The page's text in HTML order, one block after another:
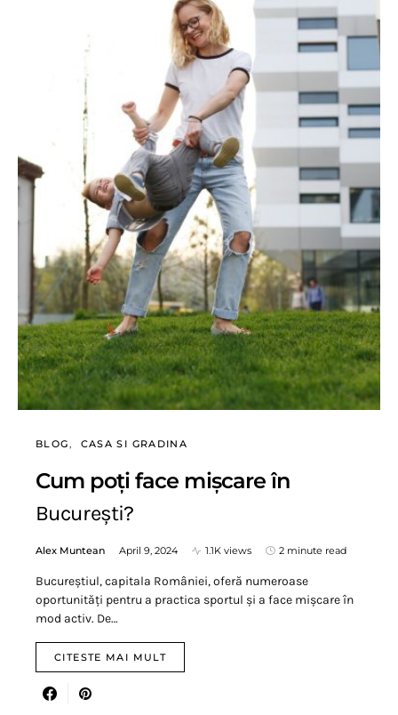
BLOG CASA SI GRADINA
Cum poți face mișcare în
București?
Alex Muntean April 9, 2024 1.1K views 2 minute read
Bucureștiul, capitala României, oferă numeroase
oportunități pentru a practica sportul și a face mișcare în
mod activ. De…
CITESTE MAI MULT